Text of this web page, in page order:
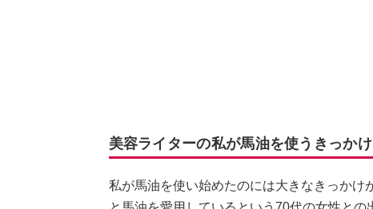
美容ライターの私が馬油を使うきっか
私が馬油を使い始めたのには大きなきっかけ